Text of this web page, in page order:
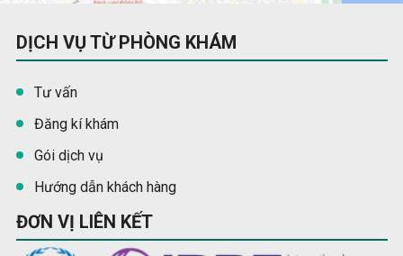
DỊCH VỤ TỪ PHÒNG KHÁM
Tư vấn
Đăng kí khám
Gói dịch vụ
Hướng dẫn khách hàng
ĐƠN VỊ LIÊN KẾT